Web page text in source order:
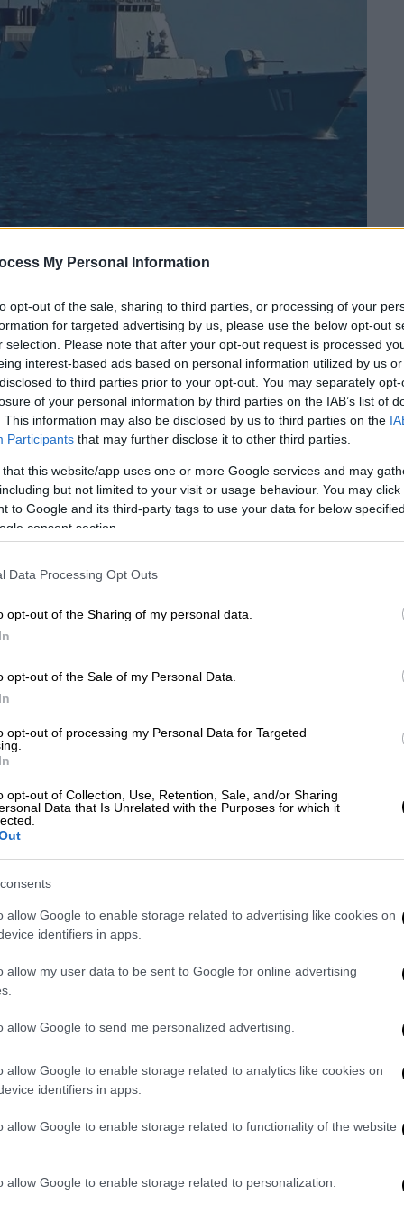
My Personal Information
opt-out of the sale, sharing to third parties, or processing of your
for targeted advertising by us, please use the below opt-out
selection. Please note that after your opt-out request is processed
interest-based ads based on personal information utilized by us
to third parties prior to your opt-out. You may separately
of your personal information by third parties on the IAB’s list of
This information may also be disclosed by us to third parties on the
Participants that may further disclose it to other third parties.
that this website/app uses one or more Google services and may
but not limited to your visit or usage behaviour. You may
to Google and its third-party tags to use your data for below
consent section.
Data Processing Opt Outs
opt-out of the Sharing of my personal data.
opt-out of the Sale of my Personal Data.
opt-out of processing my Personal Data for Targeted
opt-out of Collection, Use, Retention, Sale, and/or Sharing
Data that Is Unrelated with the Purposes for which it
allow Google to enable storage related to advertising like cookies on
identifiers in apps.
allow my user data to be sent to Google for online advertising
allow Google to send me personalized advertising.
allow Google to enable storage related to analytics like cookies on
identifiers in apps.
allow Google to enable storage related to functionality of the website
allow Google to enable storage related to personalization.
να δηλώσουν τη στήριξή τους σε
της πρώτης ξεκίνησαν έρευνα για
μεταφοράς ηλεκτρικής ενέργειαςπου
που προερχόταν από τη Ρωσία και
ότι αποτελεί μέρος ενός «σκιώδους
μετέφερε αμόλυβδη βενζίνη, την
λιμάνι, σύμφωνα με το τελωνείο της
τη Ρωσία
κατά ρωσικών πλοίων.
καταστροφή ζωτικής σημασίας
το περιβάλλον, ενώ χρηματοδοτεί τον
κυρώσεων, για να
τις έρευνες της Εσθονίας και
παράσχουμε περαιτέρω υποστήριξη.